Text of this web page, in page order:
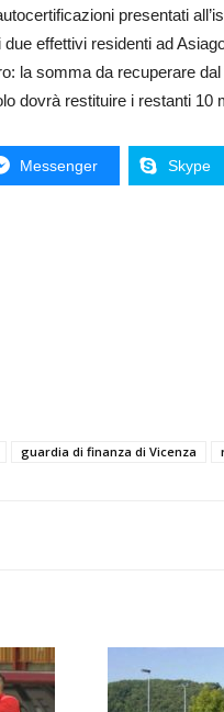
presentati
effettivi residenti ad
la somma da recuperare
dovrà restituire i restanti 10
Messenger Skype
guardia di finanza di Vicenza